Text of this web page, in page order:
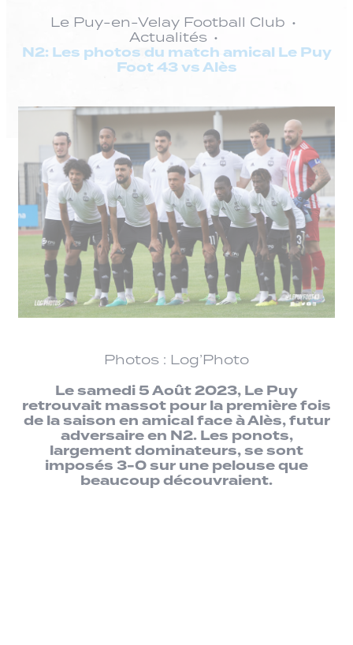
Le Puy-en-Velay Football Club
Actualités
N2: Les photos du match amical Le Puy
Foot 43 vs Alès
Photos : Log’Photo
Le samedi 5 Août 2023, Le Puy
retrouvait massot pour la première fois
de la saison en amical face à Alès, futur
adversaire en N2. Les ponots,
largement dominateurs, se sont
imposés 3-0 sur une pelouse que
beaucoup découvraient.